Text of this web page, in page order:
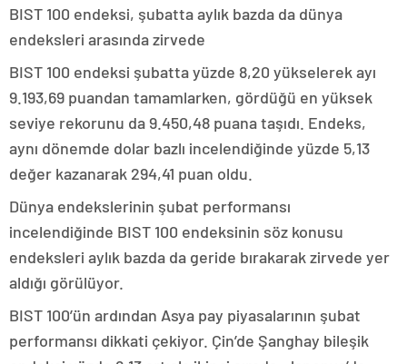
BIST 100 endeksi, şubatta aylık bazda da dünya
endeksleri arasında zirvede
BIST 100 endeksi şubatta yüzde 8,20 yükselerek ayı
9.193,69 puandan tamamlarken, gördüğü en yüksek
seviye rekorunu da 9.450,48 puana taşıdı. Endeks,
aynı dönemde dolar bazlı incelendiğinde yüzde 5,13
değer kazanarak 294,41 puan oldu.
Dünya endekslerinin şubat performansı
incelendiğinde BIST 100 endeksinin söz konusu
endeksleri aylık bazda da geride bırakarak zirvede yer
aldığı görülüyor.
BIST 100’ün ardından Asya pay piyasalarının şubat
performansı dikkati çekiyor. Çin’de Şanghay bileşik